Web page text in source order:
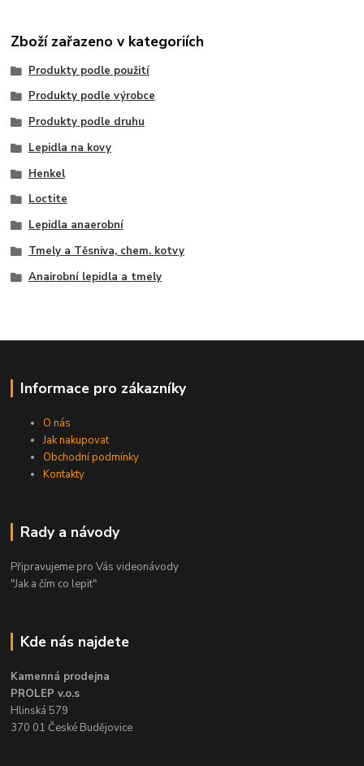
Zboží zařazeno v kategoriích
Produkty podle použití
Produkty podle výrobce
Produkty podle druhu
Lepidla na kovy
Henkel
Loctite
Lepidla anaerobní
Tmely a Těsniva, chem. kotvy
Anairobní lepidla a tmely
Informace pro zákazníky
O nás
Jak nakupovat
Obchodní podmínky
Kontakty
Rady a návody
Připravujeme pro Vás videonávody
"Jak a čím co lepit"
Kde nás najdete
Kamenná prodejna
PROLEP v.o.s
Hlinská 579
370 01 České Budějovice